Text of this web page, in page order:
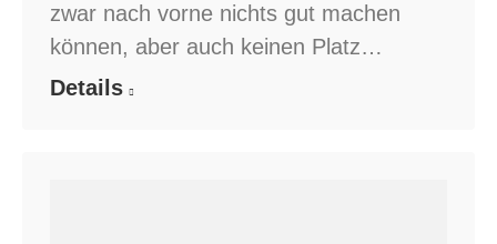
zwar nach vorne nichts gut machen
können, aber auch keinen Platz…
Details